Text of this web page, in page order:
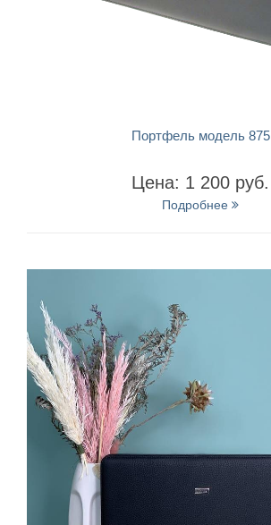
Портфель модель 875
Цена: 1 200 руб.
Подробнее